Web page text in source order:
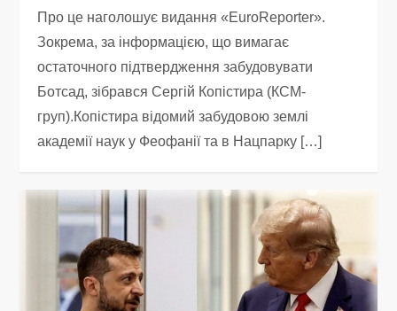
Про це наголошує видання «EuroReporter».
Зокрема, за інформацією, що вимагає
остаточного підтвердження забудовувати
Ботсад, зібрався Сергій Копістира (КСМ-
груп).Копістира відомий забудовою землі
академії наук у Феофанії та в Нацпарку […]